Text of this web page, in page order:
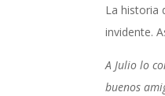
La historia
invidente.
A Julio lo
buenos